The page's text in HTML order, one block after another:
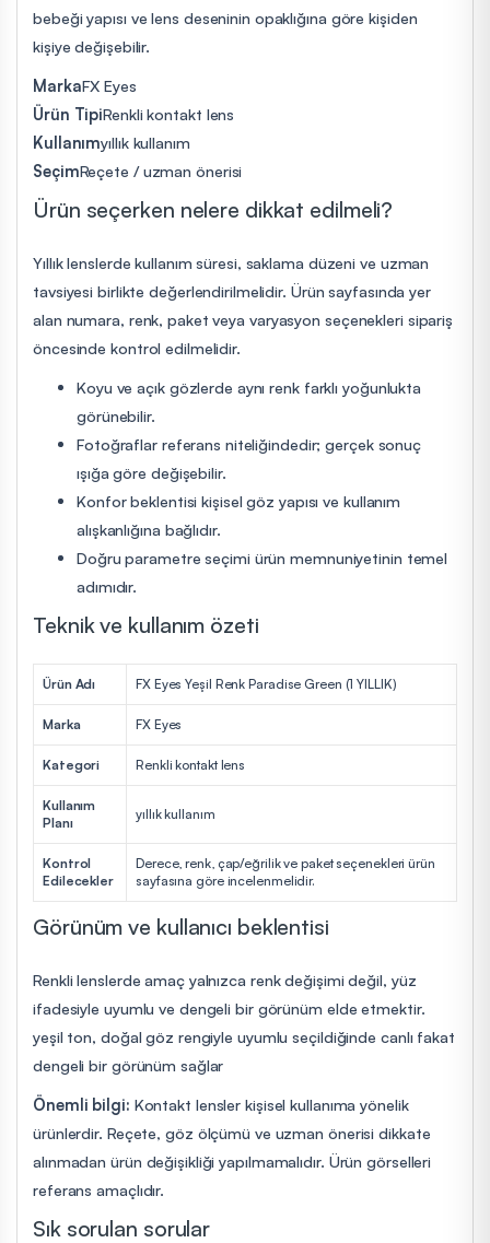
bebeği yapısı ve lens deseninin opaklığına göre kişiden
kişiye değişebilir.
MarkaFX Eyes
Ürün TipiRenkli kontakt lens
Kullanımyıllık kullanım
SeçimReçete / uzman önerisi
Ürün seçerken nelere dikkat edilmeli?
Yıllık lenslerde kullanım süresi, saklama düzeni ve uzman
tavsiyesi birlikte değerlendirilmelidir. Ürün sayfasında yer
alan numara, renk, paket veya varyasyon seçenekleri sipariş
öncesinde kontrol edilmelidir.
Koyu ve açık gözlerde aynı renk farklı yoğunlukta
görünebilir.
Fotoğraflar referans niteliğindedir; gerçek sonuç
ışığa göre değişebilir.
Konfor beklentisi kişisel göz yapısı ve kullanım
alışkanlığına bağlıdır.
Doğru parametre seçimi ürün memnuniyetinin temel
adımıdır.
Teknik ve kullanım özeti
Ürün Adı FX Eyes Yeşil Renk Paradise Green (1 YILLIK)
Marka FX Eyes
Kategori Renkli kontakt lens
Kullanım
Planı
yıllık kullanım
Kontrol
Edilecekler
Derece, renk, çap/eğrilik ve paket seçenekleri ürün
sayfasına göre incelenmelidir.
Görünüm ve kullanıcı beklentisi
Renkli lenslerde amaç yalnızca renk değişimi değil, yüz
ifadesiyle uyumlu ve dengeli bir görünüm elde etmektir.
yeşil ton, doğal göz rengiyle uyumlu seçildiğinde canlı fakat
dengeli bir görünüm sağlar
Önemli bilgi: Kontakt lensler kişisel kullanıma yönelik
ürünlerdir. Reçete, göz ölçümü ve uzman önerisi dikkate
alınmadan ürün değişikliği yapılmamalıdır. Ürün görselleri
referans amaçlıdır.
Sık sorulan sorular